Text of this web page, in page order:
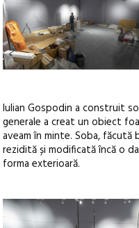
Iulian Gospodin a construit
generale a creat un obiect
aveam în minte. Soba,
rezidită și modificată încă o
forma exterioară.